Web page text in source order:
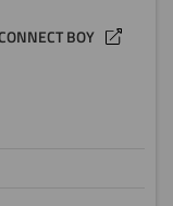
BOY